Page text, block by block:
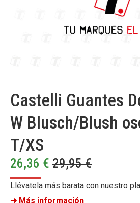
Castelli Guantes
W Blusch/Blush
T/XS
26,36 € 29,95€
Llévatela más barata con nuestro
➜ Más información